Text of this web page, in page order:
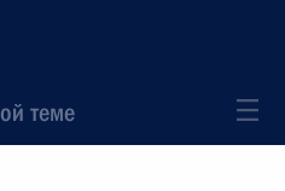
теме